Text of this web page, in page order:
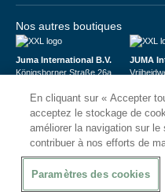
Nos autres boutiques
Juma International B.V.
Königsborner Straße 26a
USt-ID: DE321159873
Handelsregister: 58573909
JUMA
BTW:
K.V.K.:
En cliquant sur « Accepter
acceptez le stockage de
améliorer la navigation sur
contribuer à nos efforts de
Paramètres des cookies